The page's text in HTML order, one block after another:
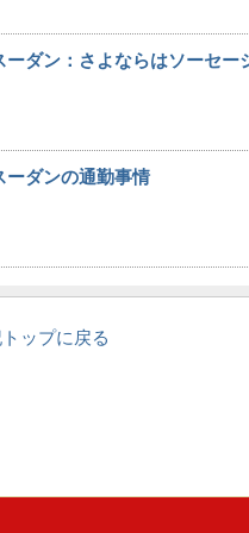
ーダン：さよならはソーセー
ーダンの通勤事情
ップに戻る